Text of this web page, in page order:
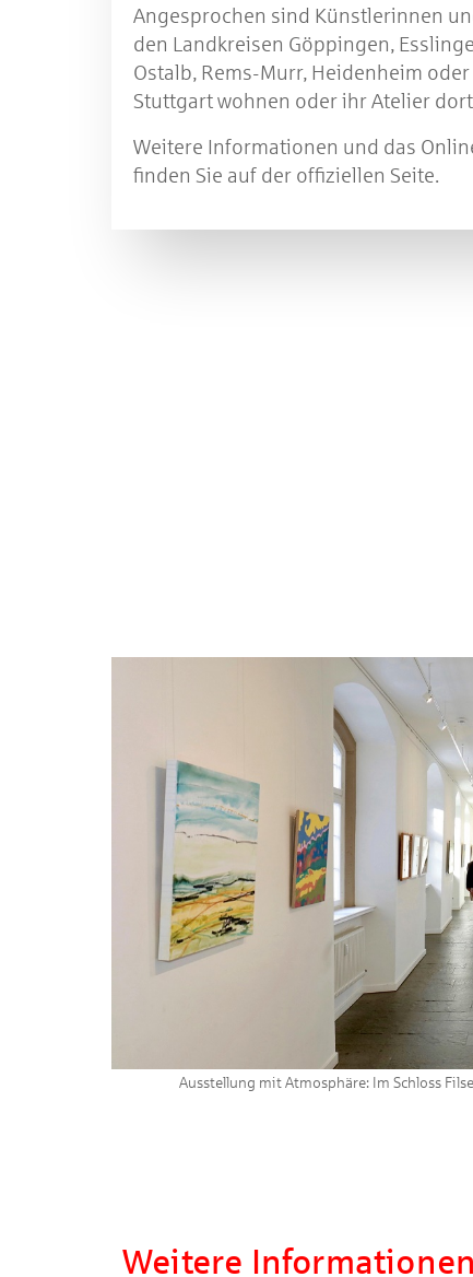
Angesprochen sind Künstlerinnen
den Landkreisen Göppingen,
Ostalb, Rems-Murr, Heidenheim
Stuttgart wohnen oder ihr Atelier
Weitere Informationen und das
finden Sie auf der offiziellen Seite.
Ausstellung mit Atmosphäre: Im Schloss
Weitere Informationen